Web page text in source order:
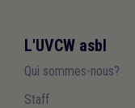
L'UVCW asbl
Qui sommes-nous?
Staff